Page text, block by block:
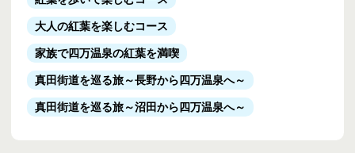
大人の紅葉を楽しむコース
家族で四万温泉の紅葉を満喫
真田街道を巡る旅～長野から四万温泉へ～
真田街道を巡る旅～沼田から四万温泉へ～